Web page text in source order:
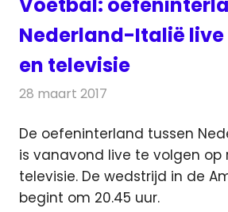
Nederland-Italië live
en televisie
28 maart 2017
De oefeninterland tussen
is vanavond live te volgen op
televisie. De wedstrijd in de
begint om 20.45 uur.